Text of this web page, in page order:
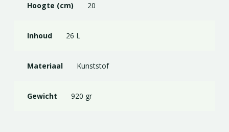
Hoogte (cm) 20
Inhoud 26 L
Materiaal Kunststof
Gewicht 920 gr